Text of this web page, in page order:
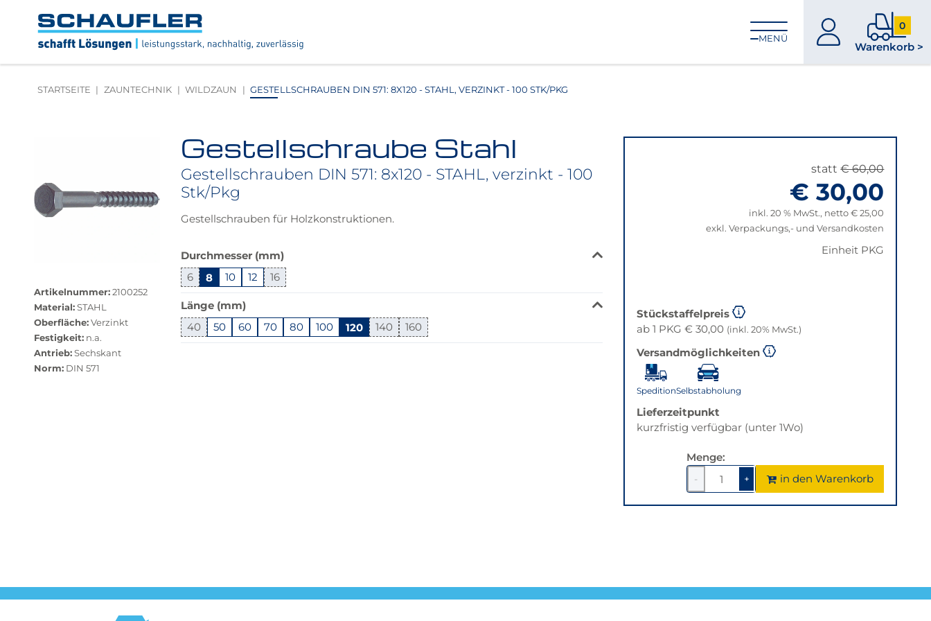
Hauptnavigation
Footernavigation
Logo
verlinkt
zur
MENÜ
zum
0
Warenkorb >
0
im
STARTSEITE ZAUNTECHNIK WILDZAUN GESTELLSCHRAUBEN DIN 571: 8X120 - STAHL, VERZINKT - 100 STK/PKG
Bildversion
anzeigen
Artikelnummer:2100252
Material:STAHL
Oberfläche:Verzinkt
Festigkeit:n.a.
Antrieb:Sechskant
Norm:DIN 571
Gestellschraube Stahl
Gestellschrauben DIN 571: 8x120 - STAHL, verzinkt - 100
Stk/Pkg
Gestellschrauben für Holzkonstruktionen.
Das
Produkt
ist
in
dieser
Variante
nicht
Durchmesser (mm)
6 8 10 12 16
Länge (mm)
40 50 60 70 80 100 120 140
160
statt€ 60,00
€ 30,00
inkl. 20 % MwSt., netto € 25,00
exkl. Verpackungs,- und Versandkosten
Einheit PKG
Stückstaffelpreis
ab 1 PKG € 30,00 (inkl. 20% MwSt.)
Versandmöglichkeiten
SpeditionSelbstabholung
Lieferzeitpunkt
kurzfristig verfügbar (unter 1Wo)
Menge:
-
1
um
1
+
1
um
1
in den Warenkorb